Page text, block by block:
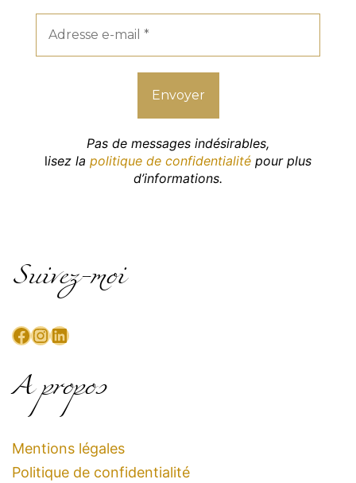
Pas de messages indésirables,
lisez la politique de confidentialité pour plus
d’informations.
Suivez-moi
Facebook
Instagram
LinkedIn
A propos
Mentions légales
Politique de confidentialité